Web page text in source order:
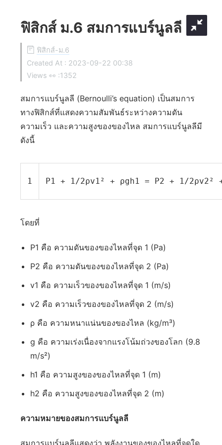
ฟิสิกส์ ม.6 สมการแบร์นูลลี
ฟิสิกส์-ม.6
Created At : 2023-09-22 00:38
Views 👀 :1352
สมการแบร์นูลลี (Bernoulli’s equation) เป็นสมการ
ทางฟิสิกส์ที่แสดงความสัมพันธ์ระหว่างความดัน
ความเร็ว และความสูงของของไหล สมการแบร์นูลลีมี
ดังนี้
1 P1 + 1/2ρv1² + ρgh1 = P2 + 1/2ρv2²
โดยที่
P1 คือ ความดันของของไหลที่จุด 1 (Pa)
P2 คือ ความดันของของไหลที่จุด 2 (Pa)
v1 คือ ความเร็วของของไหลที่จุด 1 (m/s)
v2 คือ ความเร็วของของไหลที่จุด 2 (m/s)
ρ คือ ความหนาแน่นของของไหล (kg/m³)
g คือ ความเร่งเนื่องจากแรงโน้มถ่วงของโลก (9.8
m/s²)
h1 คือ ความสูงของของไหลที่จุด 1 (m)
h2 คือ ความสูงของของไหลที่จุด 2 (m)
ความหมายของสมการแบร์นูลลี
สมการแบร์นูลลีแสดงว่า พลังงานของของไหลที่จุดใด